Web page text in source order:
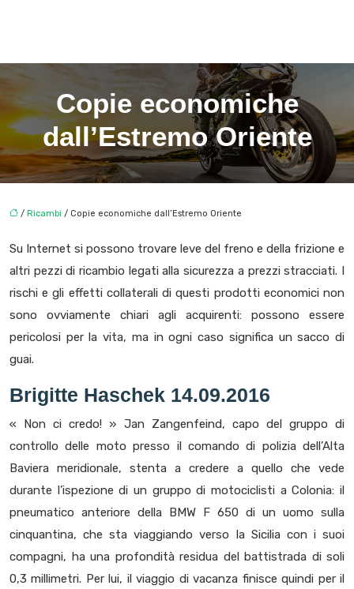
Copie economiche
dall’Estremo Oriente
/ Ricambi / Copie economiche dall’Estremo Oriente
Su Internet si possono trovare leve del freno e della frizione e
altri pezzi di ricambio legati alla sicurezza a prezzi stracciati. I
rischi e gli effetti collaterali di questi prodotti economici non
sono ovviamente chiari agli acquirenti: possono essere
pericolosi per la vita, ma in ogni caso significa un sacco di
guai.
Brigitte Haschek 14.09.2016
« Non ci credo! » Jan Zangenfeind, capo del gruppo di
controllo delle moto presso il comando di polizia dell’Alta
Baviera meridionale, stenta a credere a quello che vede
durante l’ispezione di un gruppo di motociclisti a Colonia: il
pneumatico anteriore della BMW F 650 di un uomo sulla
cinquantina, che sta viaggiando verso la Sicilia con i suoi
compagni, ha una profondità residua del battistrada di soli
0,3 millimetri. Per lui, il viaggio di vacanza finisce quindi per il